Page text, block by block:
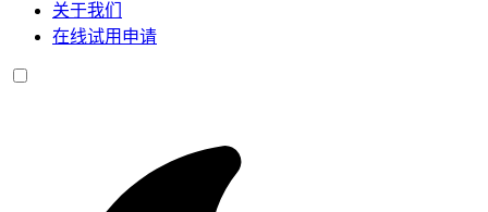
关于我们
在线试用申请